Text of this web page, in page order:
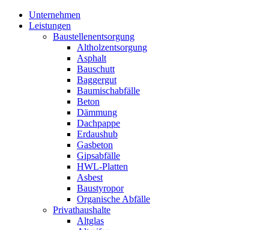
Unternehmen
Leistungen
Baustellenentsorgung
Altholzentsorgung
Asphalt
Bauschutt
Baggergut
Baumischabfälle
Beton
Dämmung
Dachpappe
Erdaushub
Gasbeton
Gipsabfälle
HWL-Platten
Asbest
Baustyropor
Organische Abfälle
Privathaushalte
Altglas